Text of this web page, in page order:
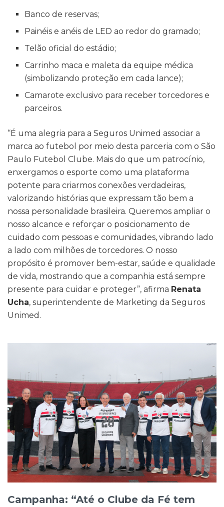
Banco de reservas;
Painéis e anéis de LED ao redor do gramado;
Telão oficial do estádio;
Carrinho maca e maleta da equipe médica
(simbolizando proteção em cada lance);
Camarote exclusivo para receber torcedores e
parceiros.
“É uma alegria para a Seguros Unimed associar a
marca ao futebol por meio desta parceria com o São
Paulo Futebol Clube. Mais do que um patrocínio,
enxergamos o esporte como uma plataforma
potente para criarmos conexões verdadeiras,
valorizando histórias que expressam tão bem a
nossa personalidade brasileira. Queremos ampliar o
nosso alcance e reforçar o posicionamento de
cuidado com pessoas e comunidades, vibrando lado
a lado com milhões de torcedores. O nosso
propósito é promover bem-estar, saúde e qualidade
de vida, mostrando que a companhia está sempre
presente para cuidar e proteger”, afirma Renata
Ucha, superintendente de Marketing da Seguros
Unimed.
Campanha: “Até o Clube da Fé tem